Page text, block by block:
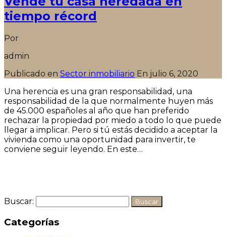
tiempo récord
Por
admin
Publicado en Sector inmobiliario En julio 6, 2020
Una herencia es una gran responsabilidad, una
responsabilidad de la que normalmente huyen más
de 45.000 españoles al año que han preferido
rechazar la propiedad por miedo a todo lo que puede
llegar a implicar. Pero si tú estás decidido a aceptar la
vivienda como una oportunidad para invertir, te
conviene seguir leyendo. En este…
Buscar:
Categorías